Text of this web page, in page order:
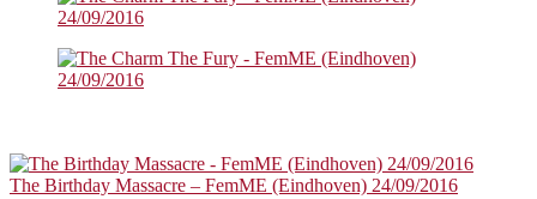
The Birthday Massacre – FemME (Eindhoven) 24/09/2016